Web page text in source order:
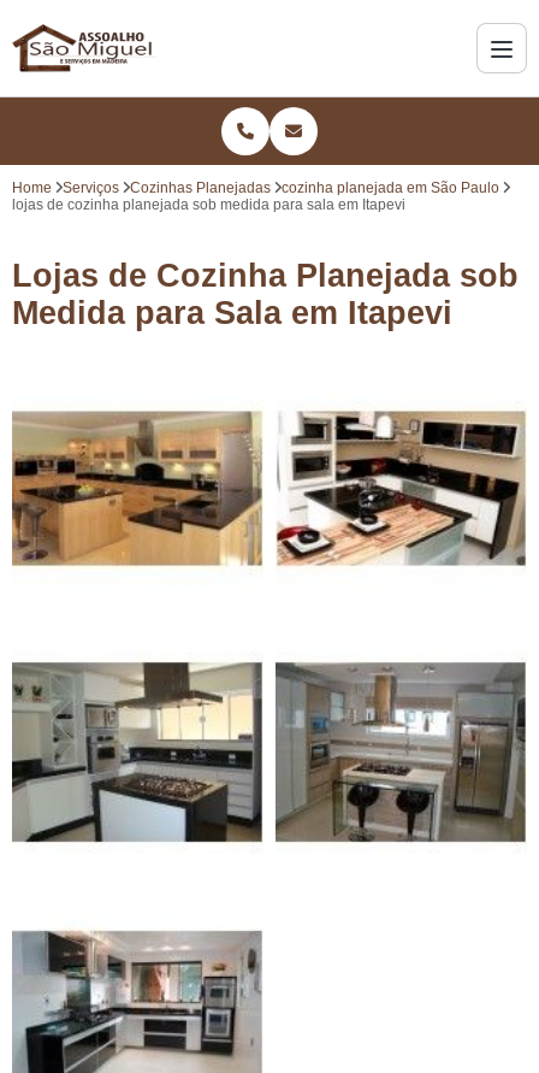
Home Serviços Cozinhas Planejadas
cozinha planejada em São Paulo
lojas de cozinha planejada sob medida para sala em Itapevi
Lojas de Cozinha Planejada sob
Medida para Sala em Itapevi